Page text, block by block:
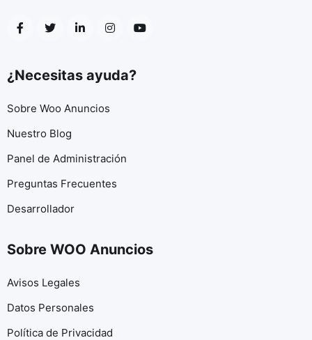
¿Necesitas ayuda?
Sobre Woo Anuncios
Nuestro Blog
Panel de Administración
Preguntas Frecuentes
Desarrollador
Sobre WOO Anuncios
Avisos Legales
Datos Personales
Política de Privacidad